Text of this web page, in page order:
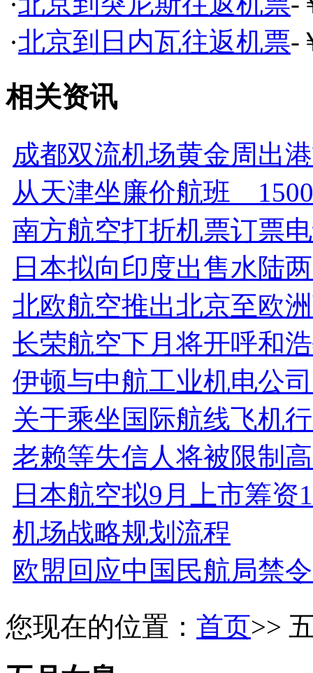
·北京到日内瓦往返机票-
相关资讯
成都双流机场黄金周出
从天津坐廉价航班
南方航空打折机票订票
日本拟向印度出售水陆
北欧航空推出北京至欧
长荣航空下月将开呼和
伊顿与中航工业机电公
关于乘坐国际航线飞机
老赖等失信人将被限制
日本航空拟9月上市筹资
机场战略规划流程
欧盟回应中国民航局禁
您现在的位置： 首页>>